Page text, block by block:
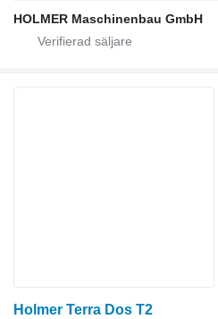
HOLMER Maschinenbau GmbH
Holmer Terra Dos T2